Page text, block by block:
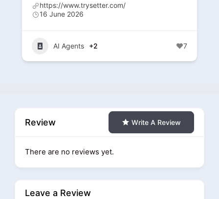
https://www.trysetter.com/
16 June 2026
AI Agents +2 7
Review Write A Review
There are no reviews yet.
Leave a Review